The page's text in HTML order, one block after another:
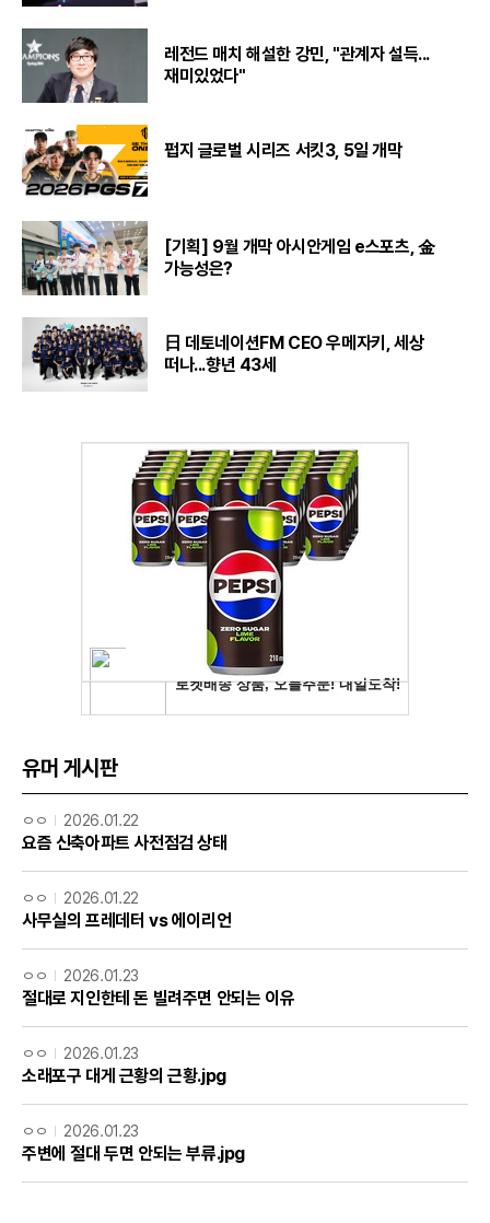
레전드 매치 해설한 강민, "관계자 설득...
재미있었다"
펍지 글로벌 시리즈 서킷3, 5일 개막
[기획] 9월 개막 아시안게임 e스포츠, 金
가능성은?
日 데토네이션FM CEO 우메자키, 세상
떠나...향년 43세
유머 게시판
ㅇㅇ 2026.01.22
요즘 신축아파트 사전점검 상태
ㅇㅇ 2026.01.22
사무실의 프레데터 vs 에이리언
ㅇㅇ 2026.01.23
절대로 지인한테 돈 빌려주면 안되는 이유
ㅇㅇ 2026.01.23
소래포구 대게 근황의 근황.jpg
ㅇㅇ 2026.01.23
주변에 절대 두면 안되는 부류.jpg